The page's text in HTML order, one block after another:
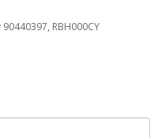
RBH000CY